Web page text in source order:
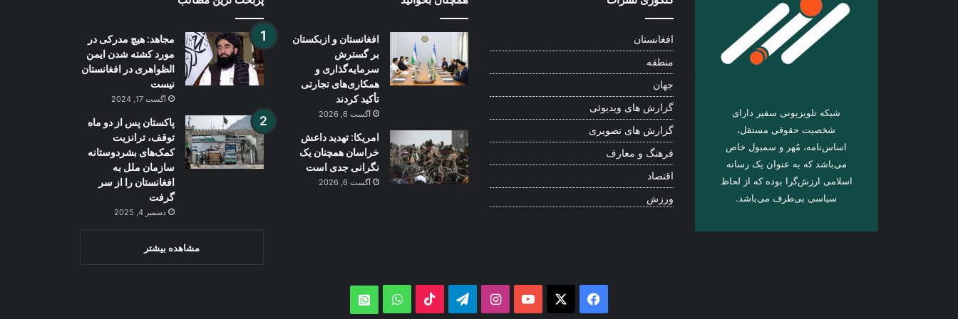
شبکه تلویزیونی سفیر دارای
شخصیت حقوقی مستقل،
اساس‌نامه، مُهر و سمبول خاص
می‌باشد که به عنوان یک رسانه
اسلامی ارزش‌گرا بوده که از لحاظ
سیاسی بی‌طرف می‌باشد.
افغانستان
منطقه
جهان
گزارش های ویدیوئی
گزارش های تصویری
فرهنگ و معارف
اقتصاد
ورزش
افغانستان و ازبکستان
بر گسترش
سرمایه‌گذاری و
همکاری‌های تجارتی
تأکید کردند
آگست 6, 2026
امریکا: تهدید داعش
خراسان همچنان یک
نگرانی جدی است
آگست 6, 2026
مجاهد: هیچ مدرکی در
مورد کشته شدن ایمن
الظواهری در افغانستان
نیست
آگست 17, 2024
پاکستان پس از دو ماه
توقف، ترانزیت
کمک‌های بشردوستانه
سازمان ملل به
افغانستان را از سر
گرفت
دسمبر 4, 2025
مشاهده بیشتر
Facebook
YouTube
Instagram
Telegram
TikTok
WhatsApp
WhatsApp